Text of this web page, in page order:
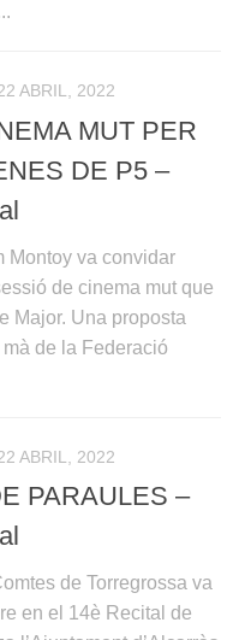
ABRIL, 2022
MUT PER
DE P5 –
Montoy va convidar
de cinema mut que
Major. Una proposta
de la Federació
ABRIL, 2022
PARAULES –
de Torregrossa va
en el 14è Recital de